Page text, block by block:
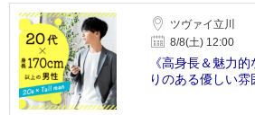
ツヴァイ立川
8/8(土) 12:00
《高身長＆魅力
りのある優しい雰